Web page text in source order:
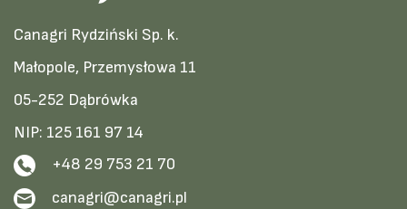
Canagri Rydziński Sp. k.
Małopole, Przemysłowa 11
05-252 Dąbrówka
NIP: 125 161 97 14
+48 29 753 21 70
canagri@canagri.pl